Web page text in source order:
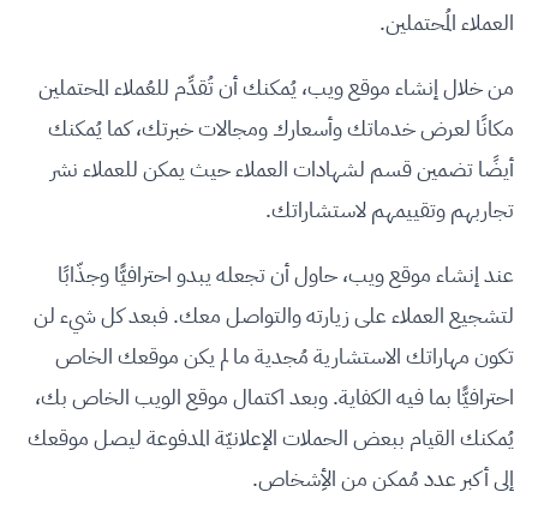
العملاء المُحتملين.
من خلال إنشاء موقع ويب، يُمكنك أن تُقدِّم للعُملاء المحتملين
مكانًا لعرض خدماتك وأسعارك ومجالات خبرتك، كما يُمكنك
أيضًا تضمين قسم لشهادات العملاء حيث يمكن للعملاء نشر
تجاربهم وتقييمهم لاستشاراتك.
عند إنشاء موقع ويب، حاول أن تجعله يبدو احترافيًّا وجذّابًا
لتشجيع العملاء على زيارته والتواصل معك. فبعد كل شيء لن
تكون مهاراتك الاستشارية مُجدية ما لم يكن موقعك الخاص
احترافيًّا بما فيه الكفاية. وبعد اكتمال موقع الويب الخاص بك،
يُمكنك القيام ببعض الحملات الإعلانيّة المدفوعة ليصل موقعك
إلى أكبر عدد مُمكن من الأِشخاص.